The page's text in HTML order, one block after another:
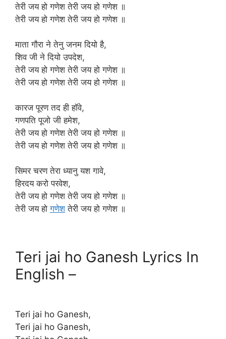
तेरी जय हो गणेश तेरी जय हो गणेश ॥
तेरी जय हो गणेश तेरी जय हो गणेश ॥
माता गौरा ने तेनु जनम दियो है,
शिव जी ने दियो उपदेश,
तेरी जय हो गणेश तेरी जय हो गणेश ॥
तेरी जय हो गणेश तेरी जय हो गणेश ॥
कारज पूरण तद ही हॉवे,
गणपति पूजो जी हमेश,
तेरी जय हो गणेश तेरी जय हो गणेश ॥
तेरी जय हो गणेश तेरी जय हो गणेश ॥
सिमर चरण तेरा ध्यानु यश गावे,
हिरदय करो परवेश,
तेरी जय हो गणेश तेरी जय हो गणेश ॥
तेरी जय होगणेशतेरी जय हो गणेश ॥
Teri jai ho Ganesh Lyrics In
English –
Teri jai ho Ganesh,
Teri jai ho Ganesh,